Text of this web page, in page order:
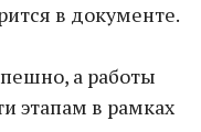
в документе.
а работы
этапам в рамках